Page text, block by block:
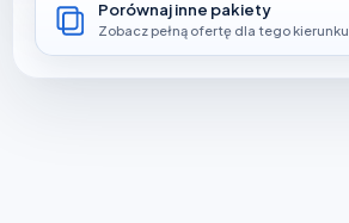
Porównaj inne pakiety
Zobacz pełną ofertę dla tego kierunku